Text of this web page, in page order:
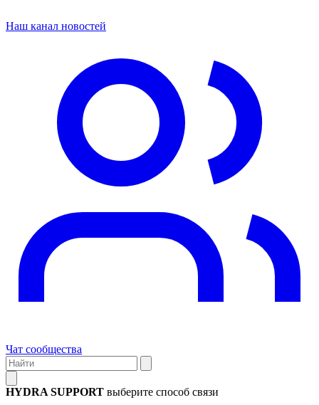
Наш канал новостей
Чат сообщества
HYDRA SUPPORT выберите способ связи